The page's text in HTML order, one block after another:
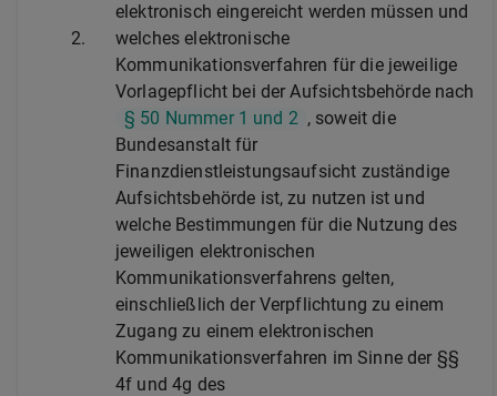
elektronisch eingereicht werden müssen und
2.
welches elektronische
Kommunikationsverfahren für die jeweilige
Vorlagepflicht bei der Aufsichtsbehörde nach
§ 50 Nummer 1 und 2 , soweit die
Bundesanstalt für
Finanzdienstleistungsaufsicht zuständige
Aufsichtsbehörde ist, zu nutzen ist und
welche Bestimmungen für die Nutzung des
jeweiligen elektronischen
Kommunikationsverfahrens gelten,
einschließlich der Verpflichtung zu einem
Zugang zu einem elektronischen
Kommunikationsverfahren im Sinne der §§
4f und 4g des